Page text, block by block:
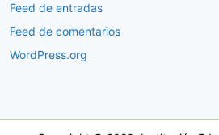
Feed de entradas
Feed de comentarios
WordPress.org